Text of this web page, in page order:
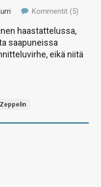
Kommentit (5)
haastattelussa,
saapuneissa
eikä niitä
Zeppelin